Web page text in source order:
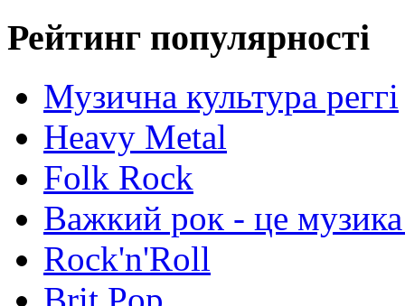
Рейтинг популярності
Музична культура реггі
Heavy Metal
Folk Rock
Важкий рок - це музика
Rock'n'Roll